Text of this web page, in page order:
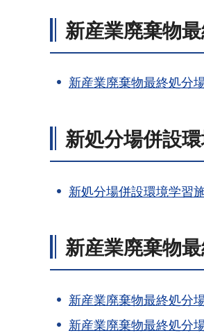
新産業廃棄物
新産業廃棄物最終処分
新処分場併設
新処分場併設環境学習
新産業廃棄物
新産業廃棄物最終処分
新産業廃棄物最終処分